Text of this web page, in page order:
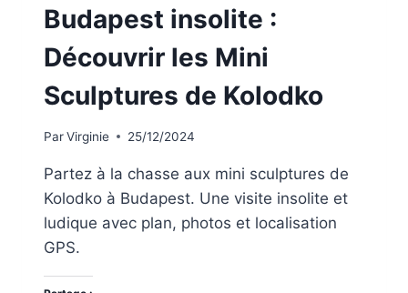
Budapest insolite :
Découvrir les Mini
Sculptures de Kolodko
ParVirginie 25/12/2024
Partez à la chasse aux mini sculptures de
Kolodko à Budapest. Une visite insolite et
ludique avec plan, photos et localisation
GPS.